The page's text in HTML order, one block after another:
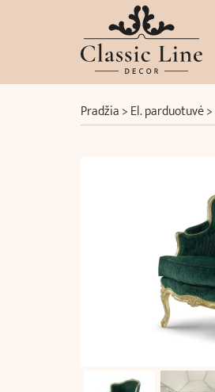
Pradžia>El. parduotuvė>